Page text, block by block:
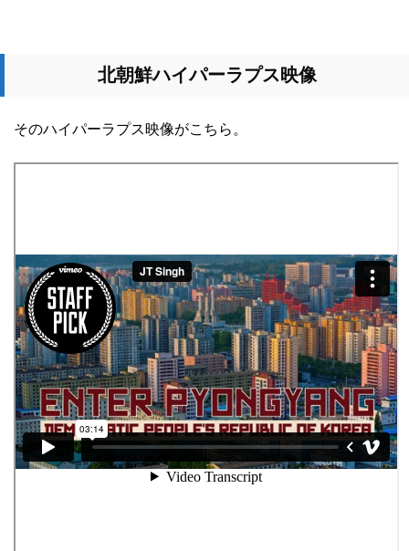
北朝鮮ハイパーラプス映像
そのハイパーラプス映像がこちら。